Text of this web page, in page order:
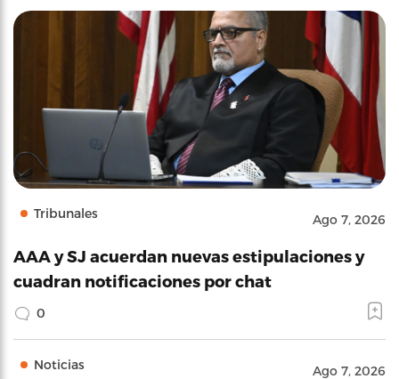
Tribunales Ago 7, 2026
AAA y SJ acuerdan nuevas estipulaciones y
cuadran notificaciones por chat
0
Noticias Ago 7, 2026